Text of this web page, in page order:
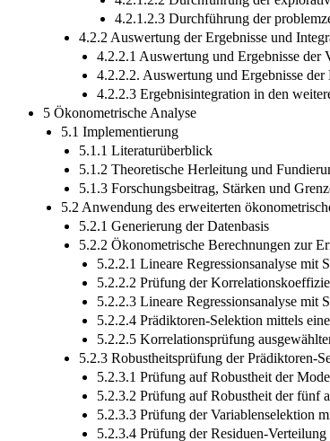
4.2.1.2.3 Durchführung der
4.2.2 Auswertung der Ergebnisse und
4.2.2.1 Auswertung und Ergebnisse der
4.2.2.2. Auswertung und Ergebnisse
4.2.2.3 Ergebnisintegration in den
5 Ökonometrische Analyse
5.1 Implementierung
5.1.1 Literaturüberblick
5.1.2 Theoretische Herleitung und
5.1.3 Forschungsbeitrag, Stärken und
5.2 Anwendung des erweiterten
5.2.1 Generierung der Datenbasis
5.2.2 Ökonometrische Berechnungen zur
5.2.2.1 Lineare Regressionsanalyse mit
5.2.2.2 Prüfung der
5.2.2.3 Lineare Regressionsanalyse mit
5.2.2.4 Prädiktoren-Selektion mittels
5.2.2.5 Korrelationsprüfung
5.2.3 Robustheitsprüfung der Prädiktoren-
5.2.3.1 Prüfung auf Robustheit der
5.2.3.2 Prüfung auf Robustheit der fünf
5.2.3.3 Prüfung der Variablenselektion
5.2.3.4 Prüfung der Residuen-Verteilung